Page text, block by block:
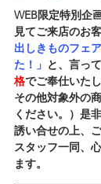
WEB限定特別企
見てご来店のお
出しきものフェ
た！」 と、言っ
格でご奉仕いた
その他対象外の
ください。）是
誘い合せの上、
スタッフ一同、
ます。